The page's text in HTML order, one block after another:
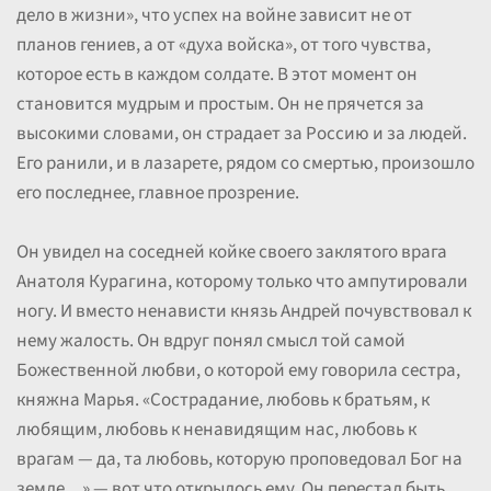
дело в жизни», что успех на войне зависит не от
планов гениев, а от «духа войска», от того чувства,
которое есть в каждом солдате. В этот момент он
становится мудрым и простым. Он не прячется за
высокими словами, он страдает за Россию и за людей.
Его ранили, и в лазарете, рядом со смертью, произошло
его последнее, главное прозрение.
Он увидел на соседней койке своего заклятого врага
Анатоля Курагина, которому только что ампутировали
ногу. И вместо ненависти князь Андрей почувствовал к
нему жалость. Он вдруг понял смысл той самой
Божественной любви, о которой ему говорила сестра,
княжна Марья. «Сострадание, любовь к братьям, к
любящим, любовь к ненавидящим нас, любовь к
врагам — да, та любовь, которую проповедовал Бог на